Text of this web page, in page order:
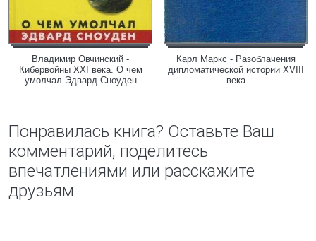
Владимир Овчинский -
Кибервойны ХХI века. О чем
умолчал Эдвард Сноуден
Карл Маркс - Разоблачения
дипломатической истории XVIII
века
Понравилась книга? Оставьте Ваш
комментарий, поделитесь
впечатлениями или расскажите
друзьям